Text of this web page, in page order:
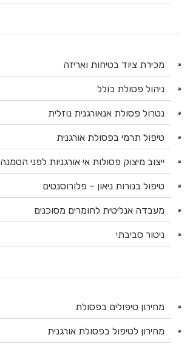
מכירת ציוד בטיחות ואריזה
ניהול פסולת כולל
נטרול פסולת אנאורגנית נוזלית
טיפול תרמי בפסולת אורגנית
ייצוב מיצוק פסולות אי אורגניות לפני הטמנה
טיפול בנורות ניאון – פלורוסנטים
מעבדה אנליטית לחומרים מסוכנים
ניטור סביבתי
מחירון טיפולים בפסולת
מחירון לטיפול בפסולת אורגנית